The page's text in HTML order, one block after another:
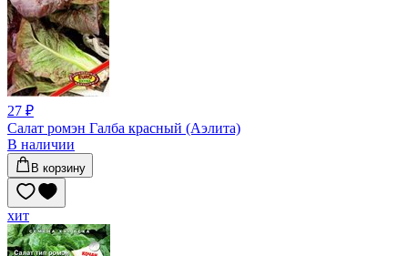
27 ₽
Салат ромэн Галба красный (Аэлита)
В наличии
В корзину
хит